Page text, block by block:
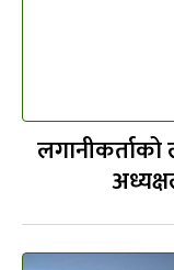
लगानीकर्ताको